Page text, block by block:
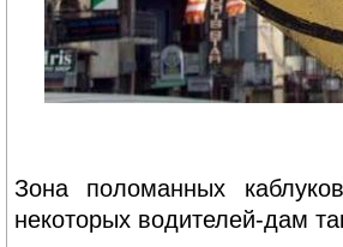
Зона поломанных
некоторых водителей-дам